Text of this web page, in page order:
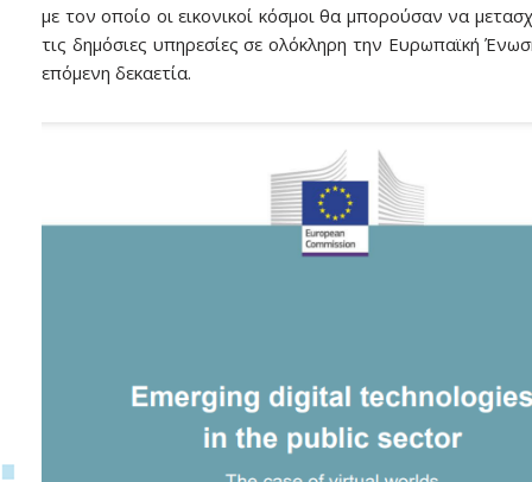
με τον οποίο οι εικονικοί κόσμοι θα μπορούσαν να
τις δημόσιες υπηρεσίες σε ολόκληρη την Ευρωπαϊκή
επόμενη δεκαετία.